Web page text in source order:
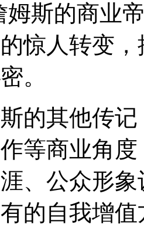
姆斯的商业
惊人转变
。
的其他传
等商业角
、公众形
的自我增